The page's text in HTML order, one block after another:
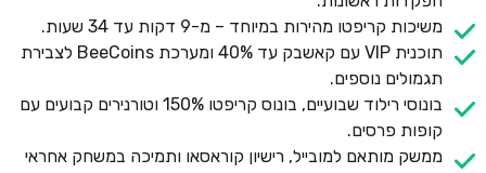
משיכות קריפטו מהירות במיוחד – מ-9 דקות עד 34 שעות.
תוכנית VIP עם קאשבק עד 40% ומערכת BeeCoins לצבירת
תגמולים נוספים.
בונוסי רילוד שבועיים, בונוס קריפטו 150% וטורנירים קבועים עם
קופות פרסים.
ממשק מותאם למובייל, רישיון קוראסאו ותמיכה במשחק אחראי